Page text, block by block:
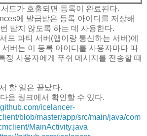
드가 호출되면 등록이 완료된다.
에 발급받은 등록 아이디를 저장해
받지 않도록 하는 데 사용한다.
드 파티 서버(앱이랑 통신하는 서버)에
버는 이 등록 아이디를 사용자마다 따
정 사용자에게 푸쉬 메시지를 전송할 때
할 일은 끝났다.
음 링크에서 확인할 수 있다.
icelancer-
blob/master/app/src/main/java/com
MainActivity.java